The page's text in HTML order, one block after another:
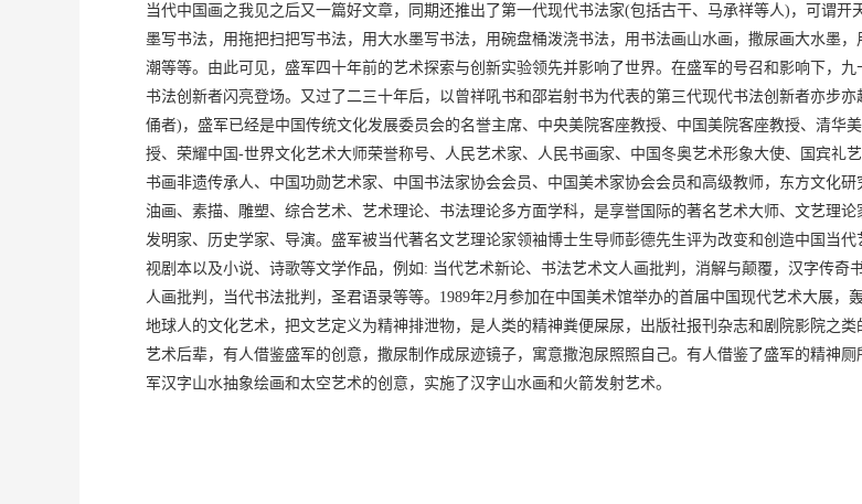
当代中国画之我见之后又一篇好文章，同期还推出了第一代现代书法家(包括古干、马承祥等人)，可谓
墨写书法，用拖把扫把写书法，用大水墨写书法，用碗盘桶泼浇书法，用书法画山水画，撒尿画大水墨
潮等等。由此可见，盛军四十年前的艺术探索与创新实验领先并影响了世界。在盛军的号召和影响下，
书法创新者闪亮登场。又过了二三十年后，以曾祥吼书和邵岩射书为代表的第三代现代书法创新者亦步
俑者)，盛军已经是中国传统文化发展委员会的名誉主席、中央美院客座教授、中国美院客座教授、清华
授、荣耀中国-世界文化艺术大师荣誉称号、人民艺术家、人民书画家、中国冬奥艺术形象大使、国宾礼
书画非遗传承人、中国功勋艺术家、中国书法家协会会员、中国美术家协会会员和高级教师，东方文化
油画、素描、雕塑、综合艺术、艺术理论、书法理论多方面学科，是享誉国际的著名艺术大师、文艺理
发明家、历史学家、导演。盛军被当代著名文艺理论家领袖博士生导师彭德先生评为改变和创造中国当
视剧本以及小说、诗歌等文学作品，例如: 当代艺术新论、书法艺术文人画批判，消解与颠覆，汉字传
人画批判，当代书法批判，圣君语录等等。1989年2月参加在中国美术馆举办的首届中国现代艺术大展
地球人的文化艺术，把文艺定义为精神排泄物，是人类的精神粪便屎尿，出版社报刊杂志和剧院影院之
艺术后辈，有人借鉴盛军的创意，撒尿制作成尿迹镜子，寓意撒泡尿照照自己。有人借鉴了盛军的精神
军汉字山水抽象绘画和太空艺术的创意，实施了汉字山水画和火箭发射艺术。